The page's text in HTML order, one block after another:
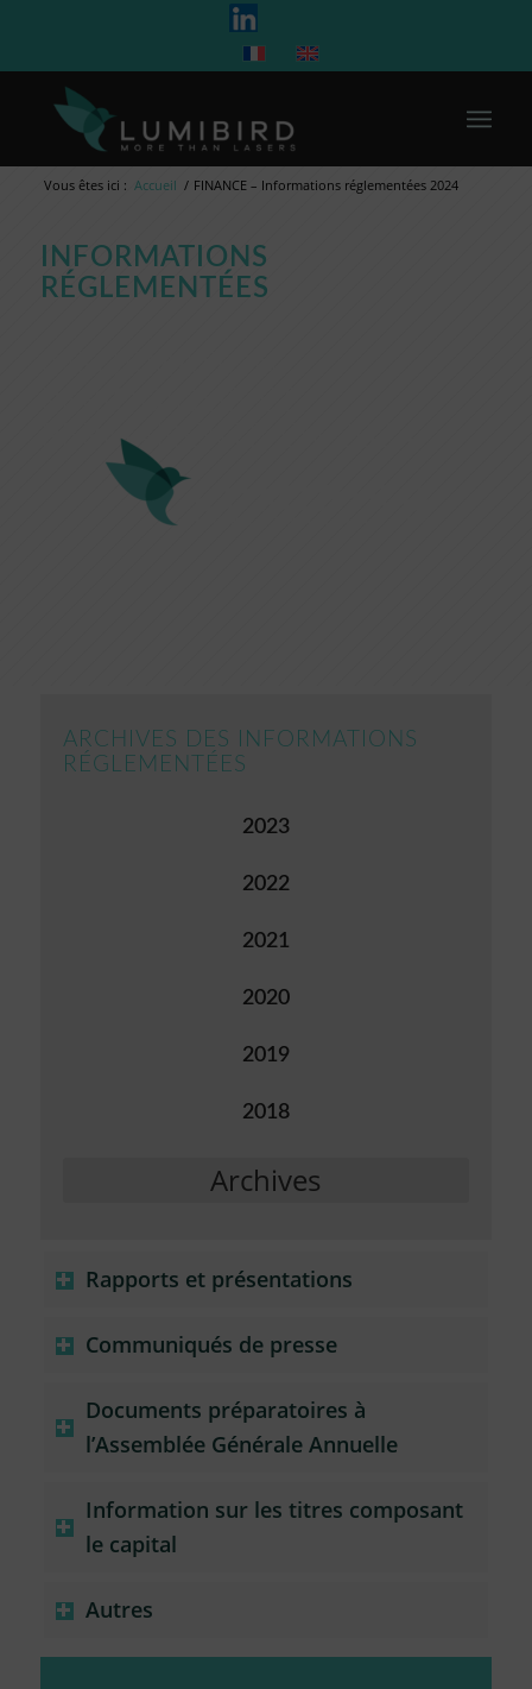
Vous êtes ici : Accueil / FINANCE – Informations réglementées 2024
INFORMATIONS
RÉGLEMENTÉES
PERMANENTE EN 2024
ARCHIVES DES INFORMATIONS
RÉGLEMENTÉES
2023
2022
2021
2020
2019
2018
Archives
Rapports et présentations
Communiqués de presse
Documents préparatoires à
l’Assemblée Générale Annuelle
Information sur les titres composant
le capital
Autres